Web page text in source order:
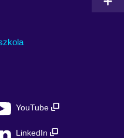
YouTube
LinkedIn